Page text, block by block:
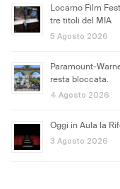
Locarno Film
tre titoli del MIA
5 Agosto 2026
Paramount-
resta bloccata.
4 Agosto 2026
Oggi in Aula la
3 Agosto 2026